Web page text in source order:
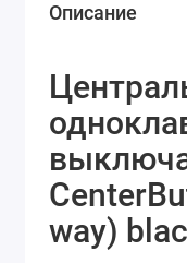
Описание
way)